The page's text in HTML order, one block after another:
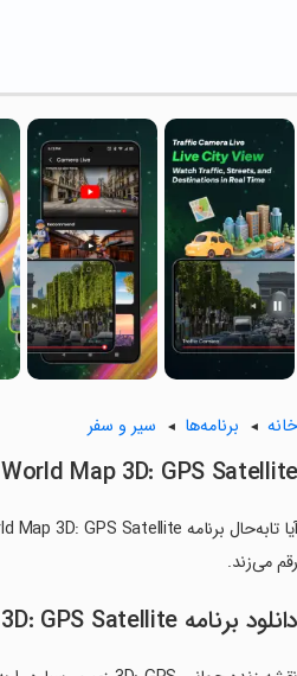
خانه برنامه‌ها سیر و سفر
World Map 3D: GPS Satellite
رقم می‌زند.
دانلود برنامه World Map 3D: GPS Satellite